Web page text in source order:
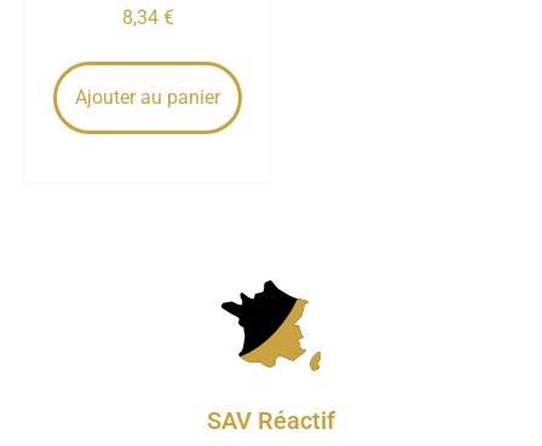
8,34 €
Ajouter au panier
SAV Réactif